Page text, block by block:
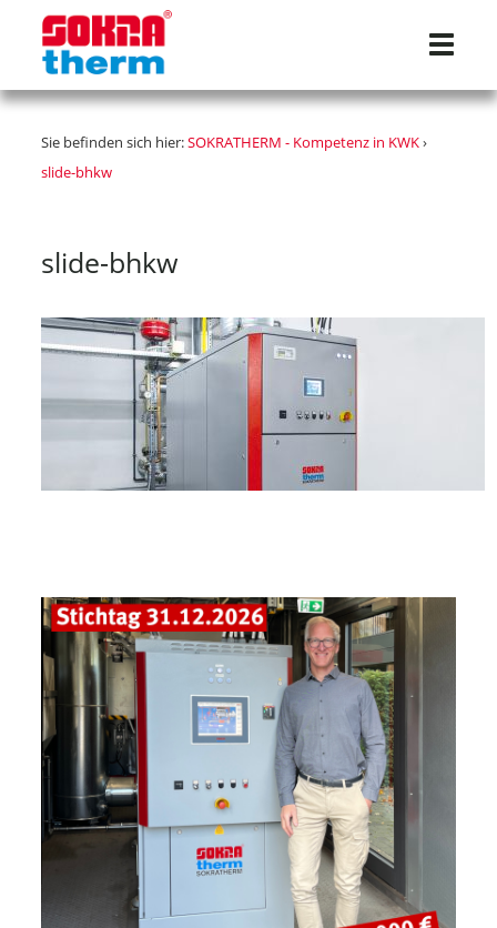
Sie befinden sich hier:SOKRATHERM - Kompetenz in KWK›
slide-bhkw
slide-bhkw